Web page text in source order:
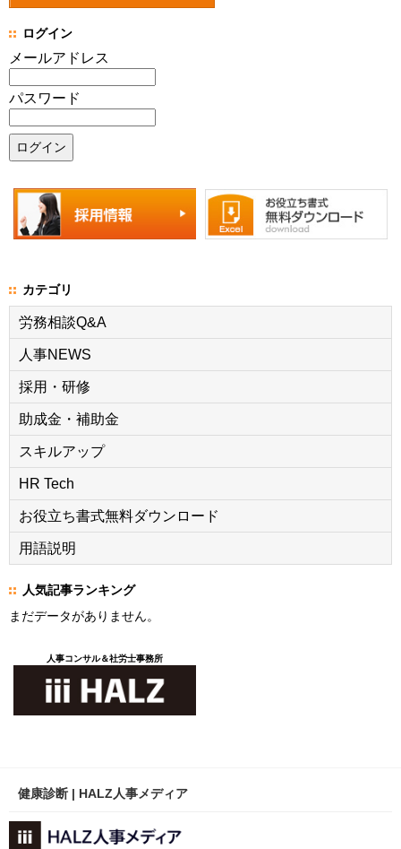
ログイン
メールアドレス
パスワード
カテゴリ
労務相談Q&A
人事NEWS
採用・研修
助成金・補助金
スキルアップ
HR Tech
お役立ち書式無料ダウンロード
用語説明
人気記事ランキング
まだデータがありません。
人事コンサル＆社労士事務所
健康診断 | HALZ人事メディア